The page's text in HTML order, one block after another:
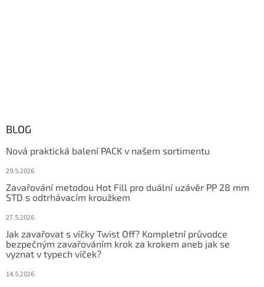
BLOG
Nová praktická balení PACK v našem sortimentu
29.5.2026
Zavařování metodou Hot Fill pro duální uzávěr PP 28 mm
STD s odtrhávacím kroužkem
27.5.2026
Jak zavařovat s víčky Twist Off? Kompletní průvodce
bezpečným zavařováním krok za krokem aneb jak se
vyznat v typech víček?
14.5.2026